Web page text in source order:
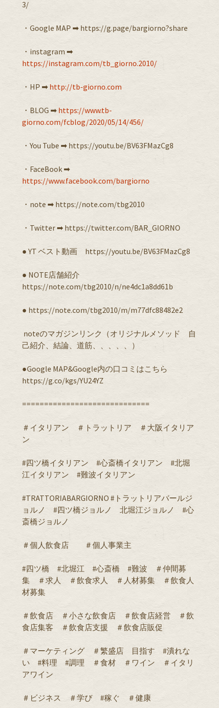
3/
・Google MAP ➡︎ https://g.page/bargiorno?share
・instagram ➡︎
https://instagram.com/tb_giorno.2010/
・HP ➡︎ http://tb-giorno.com
・BLOG ➡︎ https://www.tb-
giorno.com/fcblog/2020/05/14/456/
・You Tube ➡︎ https://youtu.be/BV63FMazCg8
・FaceBook ➡︎
https://www.facebook.com/bargiorno
・note ➡︎ https://note.com/tbg2010
・Twitter ➡︎ https://twitter.com/BAR_GIORNO
● YT ベスト動画 https://youtu.be/BV63FMazCg8
● NOTE店舗紹介
https://note.com/tbg2010/n/ne4dc1a8dd61b
● https://note.com/tbg2010/m/m77dfc88482e2
noteのマガジンリンク（オリジナルメソッド 自
己紹介、結論、道筋、、、、、）
●Google MAP&Google内の口コミはこちら ︎
https://g.co/kgs/YU24YZ
=============================
＃イタリアン ＃トラットリア ＃大阪イタリア
ン
#四ツ橋イタリアン #心斎橋イタリアン #北堀
江イタリアン #難波イタリアン
#TRATTORIABARGIORNO #トラットリアバールジ
ョルノ #四ツ橋ジョルノ 北堀江ジョルノ #心
斎橋ジョルノ
＃個人飲食店 ＃個人事業主
#四ツ橋 #北堀江 #心斎橋 #難波 ＃仲間募
集 ＃求人 ＃飲食求人 ＃人材募集 ＃飲食人
材募集
＃飲食店 ＃小さな飲食店 ＃飲食店経営 ＃飲
食店集客 ＃飲食店支援 ＃飲食店販促
＃マーケティング ＃繁盛店 目指す #潰れな
い #料理 #調理 ＃食材 ＃ワイン ＃イタリ
アワイン
＃ビジネス ＃学び #稼ぐ ＃健康